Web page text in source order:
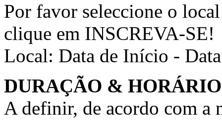
Por favor seleccione o
clique em INSCREVA-SE!
Local: Data de Início -
DURAÇÃO & HORÁRIO
A definir, de acordo com a